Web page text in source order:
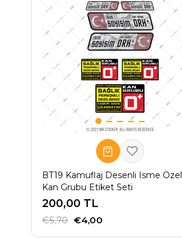
BT19 Kamuflaj Desenli Isme Ozel
Kan Grubu Etiket Seti
200,00 TL
€4,00
€5,70